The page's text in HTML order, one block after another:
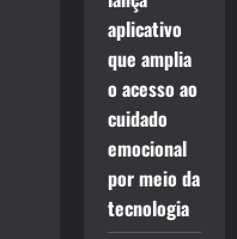
aplicativo
que amplia
o acesso ao
cuidado
emocional
por meio da
tecnologia